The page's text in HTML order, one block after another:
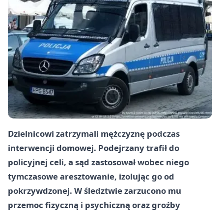
Dzielnicowi zatrzymali mężczyznę podczas
interwencji domowej. Podejrzany trafił do
policyjnej celi, a sąd zastosował wobec niego
tymczasowe aresztowanie, izolując go od
pokrzywdzonej. W śledztwie zarzucono mu
przemoc fizyczną i psychiczną oraz groźby